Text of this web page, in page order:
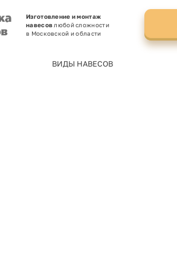
Изготовление и монтаж
навесов любой сложности
в Московской и области
ВИДЫ НАВЕСОВ